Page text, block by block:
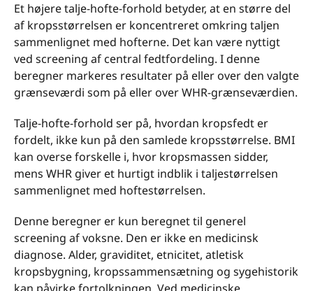
Et højere talje-hofte-forhold betyder, at en større del
af kropsstørrelsen er koncentreret omkring taljen
sammenlignet med hofterne. Det kan være nyttigt
ved screening af central fedtfordeling. I denne
beregner markeres resultater på eller over den valgte
grænseværdi som på eller over WHR-grænseværdien.
Talje-hofte-forhold ser på, hvordan kropsfedt er
fordelt, ikke kun på den samlede kropsstørrelse. BMI
kan overse forskelle i, hvor kropsmassen sidder,
mens WHR giver et hurtigt indblik i taljestørrelsen
sammenlignet med hoftestørrelsen.
Denne beregner er kun beregnet til generel
screening af voksne. Den er ikke en medicinsk
diagnose. Alder, graviditet, etnicitet, atletisk
kropsbygning, kropssammensætning og sygehistorik